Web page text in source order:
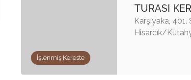
İşlenmiş Kereste
TURASI
Karşıyaka,
Hisarcık/